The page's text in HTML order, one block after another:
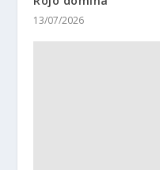
13/07/2026